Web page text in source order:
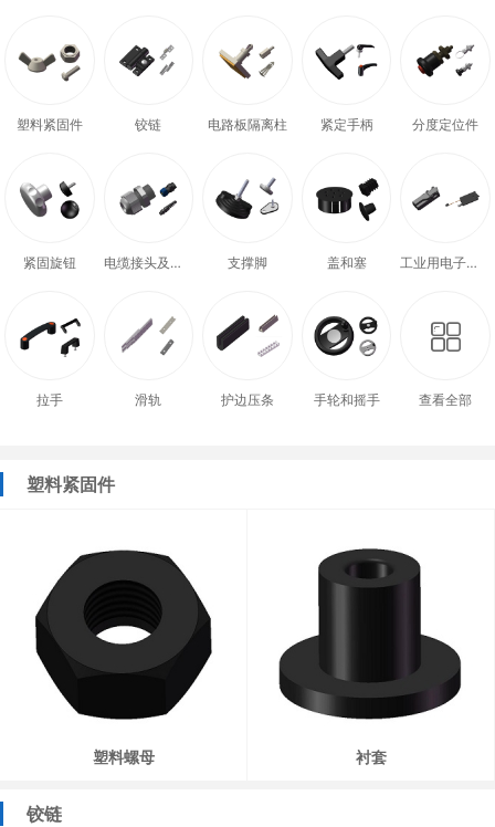
塑料紧固件 铰链 电路板隔离柱 紧定手柄 分度定位件
紧固旋钮 电缆接头及配件 支撑脚 盖和塞 工业用电子式门锁
拉手 滑轨 护边压条 手轮和摇手 查看全部
塑料紧固件
塑料螺母 衬套
铰链